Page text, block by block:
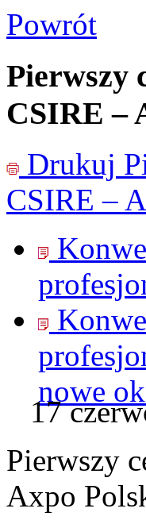
Powrót
Pierwszy
CSIRE –
Drukuj
CSIRE –
nowe
17
Pierwszy
Axpo